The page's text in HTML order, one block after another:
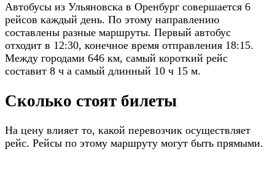
Автобусы из Ульяновска в Оренбург совершается 6
рейсов каждый день. По этому направлению
составлены разные маршруты. Первый автобус
отходит в 12:30, конечное время отправления 18:15.
Между городами 646 км, самый короткий рейс
составит 8 ч а самый длинный 10 ч 15 м.
Сколько стоят билеты
На цену влияет то, какой перевозчик осуществляет
рейс. Рейсы по этому маршруту могут быть прямыми.